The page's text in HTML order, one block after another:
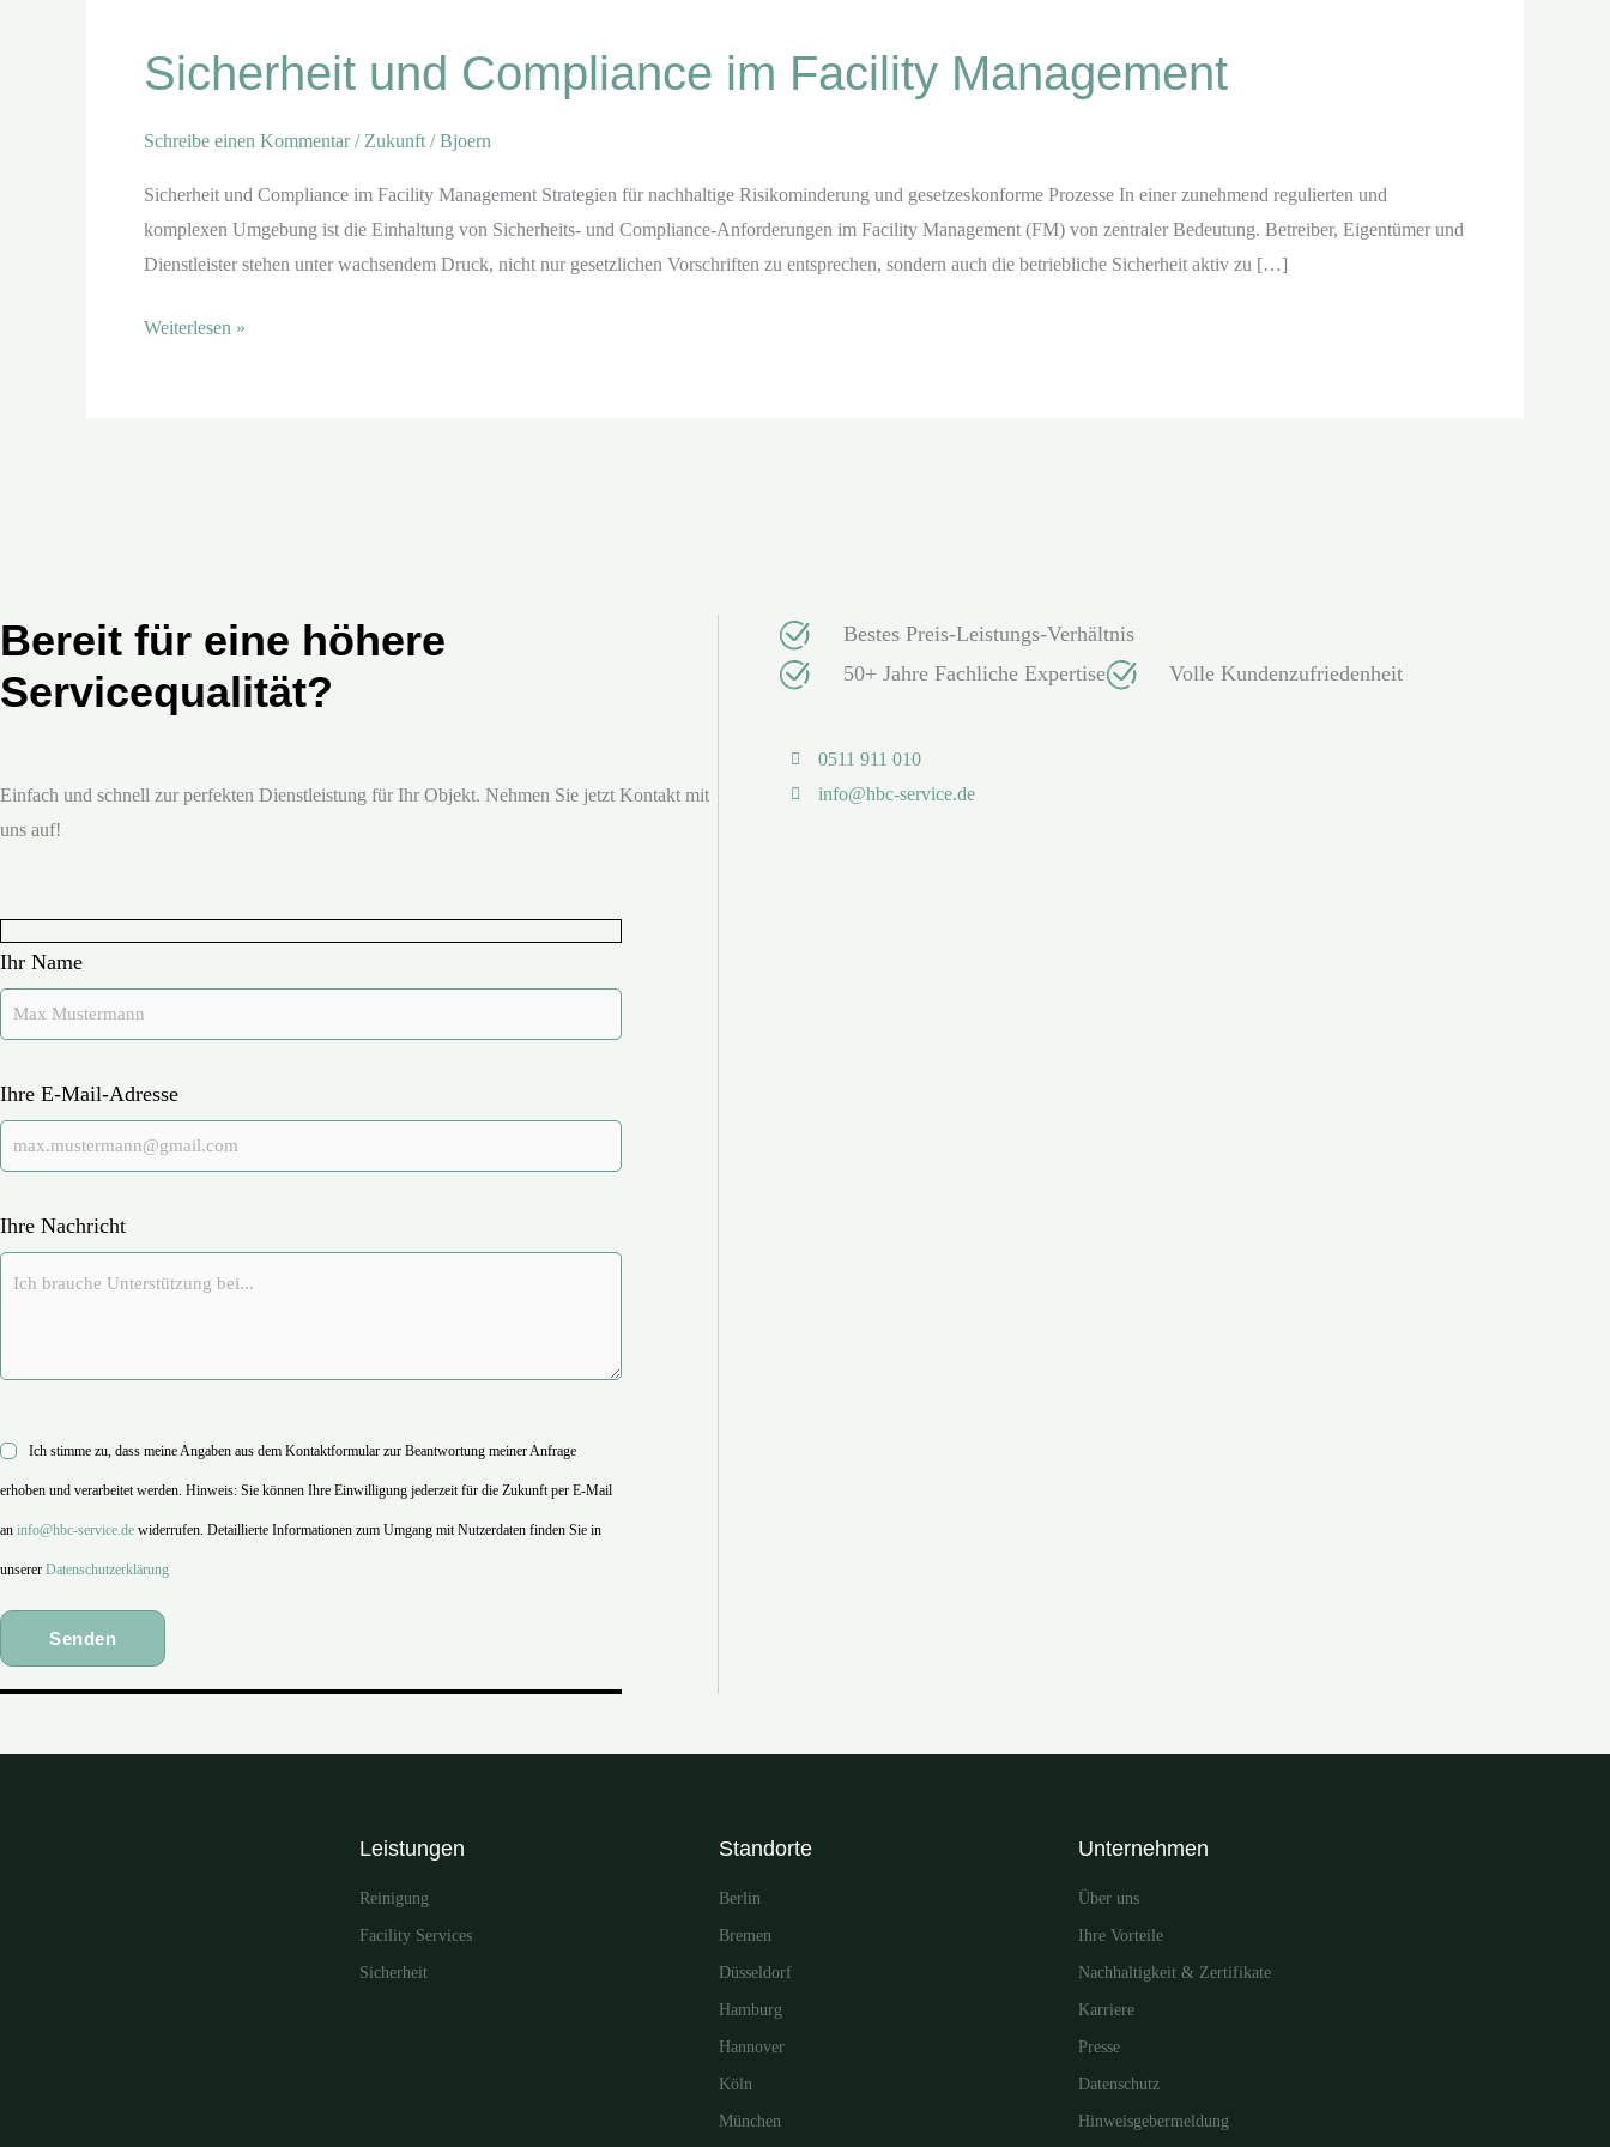
Sicherheit und Compliance im Facility Management
Schreibe einen Kommentar / Zukunft /Bjoern
Sicherheit und Compliance im Facility Management Strategien für nachhaltige Risikominderung und gesetzeskonforme Prozesse In einer zunehmend regulierten und
komplexen Umgebung ist die Einhaltung von Sicherheits- und Compliance-Anforderungen im Facility Management (FM) von zentraler Bedeutung. Betreiber, Eigentümer und
Dienstleister stehen unter wachsendem Druck, nicht nur gesetzlichen Vorschriften zu entsprechen, sondern auch die betriebliche Sicherheit aktiv zu […]
Compliance
Facility
Weiterlesen »
Bereit für eine höhere
Servicequalität?
Einfach und schnell zur perfekten Dienstleistung für Ihr Objekt. Nehmen Sie jetzt Kontakt mit
uns auf!
Ihr Name
Ihre E-Mail-Adresse
Ihre Nachricht
Ich stimme zu, dass meine Angaben aus dem Kontaktformular zur Beantwortung meiner Anfrage
erhoben und verarbeitet werden. Hinweis: Sie können Ihre Einwilligung jederzeit für die Zukunft per E-Mail
an info@hbc-service.de widerrufen. Detaillierte Informationen zum Umgang mit Nutzerdaten finden Sie in
unserer Datenschutzerklärung
Bestes Preis-Leistungs-Verhältnis
50+ Jahre Fachliche Expertise
Volle Kundenzufriedenheit
0511 911 010
info@hbc-service.de
Leistungen
Reinigung
Facility Services
Sicherheit
Standorte
Berlin
Bremen
Düsseldorf
Hamburg
Hannover
Köln
München
Unternehmen
Über uns
Ihre Vorteile
Nachhaltigkeit & Zertifikate
Karriere
Presse
Datenschutz
Hinweisgebermeldung